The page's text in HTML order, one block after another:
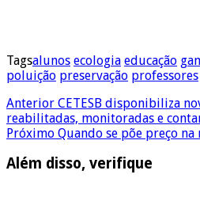
Tagsalunos ecologia educação
poluição preservação professores
Anterior CETESB disponibiliza
reabilitadas, monitoradas e
Próximo Quando se põe preço na
Além disso, verifique